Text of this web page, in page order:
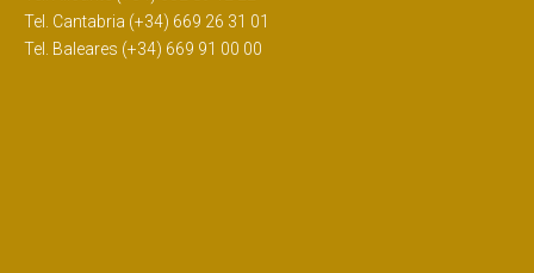
Tel. Cantabria (+34) 669 26 31 01
Tel. Baleares (+34) 669 91 00 00